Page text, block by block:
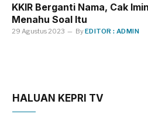
KKIR Berganti Nama, Cak
Menahu Soal Itu
29 Agustus 2023 ByEDITOR : ADMIN
HALUAN KEPRI TV